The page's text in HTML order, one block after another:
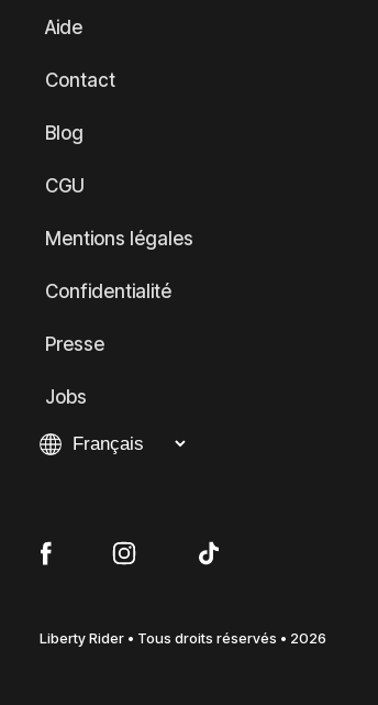
Aide
Contact
Blog
CGU
Mentions légales
Confidentialité
Presse
Jobs
Liberty Rider • Tous droits réservés • 2026